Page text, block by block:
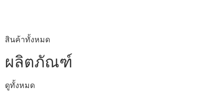
สินค้าทั้งหมด
ผลิตภัณฑ์
ดูทั้งหมด